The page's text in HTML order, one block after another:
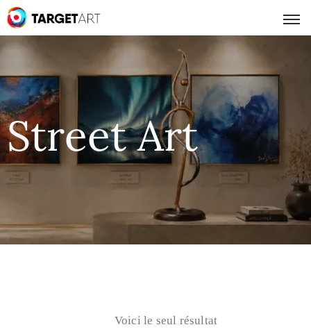
Street Art
Voici le seul résultat